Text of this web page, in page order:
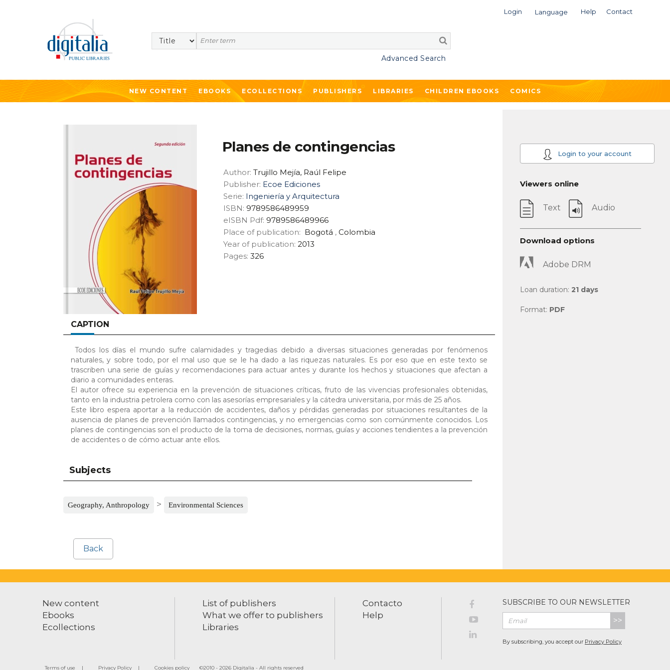
Login Language Help Contact
Search
Advanced Search
NEW CONTENT EBOOKS ECOLLECTIONS PUBLISHERS LIBRARIES CHILDREN EBOOKS COMICS
Planes de contingencias
Author: Trujillo Mejía, Raúl Felipe
Publisher: Ecoe Ediciones
Serie: Ingeniería y Arquitectura
ISBN: 9789586489959
eISBN Pdf: 9789586489966
Place of publication: Bogotá , Colombia
Year of publication: 2013
Pages: 326
CAPTION
Todos los días el mundo sufre calamidades y tragedias debido a diversas situaciones generadas por fenómenos
naturales, y sobre todo, por el mal uso que se le ha dado a las riquezas naturales. Es por eso que en este texto se
trascriben una serie de guías y recomendaciones para actuar antes y durante los hechos y situaciones que afectan a
diario a comunidades enteras.
El autor ofrece su experiencia en la prevención de situaciones críticas, fruto de las vivencias profesionales obtenidas,
tanto en la industria petrolera como con las asesorías empresariales y la cátedra universitaria, por más de 25 años.
Este libro espera aportar a la reducción de accidentes, daños y pérdidas generadas por situaciones resultantes de la
ausencia de planes de prevención llamados contingencias, y no emergencias como son comúnmente conocidos. Los
planes de contingencias son el producto de la toma de decisiones, normas, guías y acciones tendientes a la prevención
de accidentes o de cómo actuar ante ellos.
Subjects
Geography, Anthropology > Environmental Sciences
Back
Login to your account
Viewers online
Text Audio
Download options
Adobe DRM
Loan duration: 21 days
Format: PDF
New content
Ebooks
Ecollections
List of publishers
What we offer to publishers
Libraries
Contacto
Help
SUBSCRIBE TO OUR NEWSLETTER
>>
By subscribing, you accept our Privacy Policy
Terms of use Privacy Policy Cookies policy ©2010 - 2026 Digitalia - All rights reserved